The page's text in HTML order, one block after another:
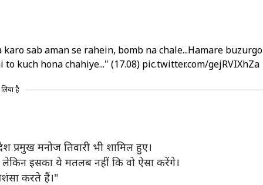
sab aman se rahein, bomb na chale...Hamare
kuch hona chahiye..." (17.08) pic.twitter.com/gejRVIXhZa
है
मनोज तिवारी भी शामिल हुए।
इसका ये मतलब नहीं कि वो ऐसा करेंगे।
करते हैं।"